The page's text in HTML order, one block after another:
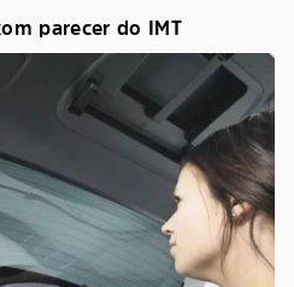
parecer do IMT